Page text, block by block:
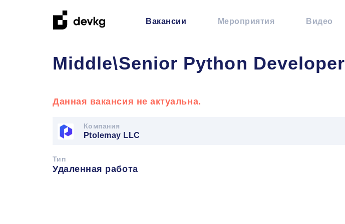
Вакансии Мероприятия Видео
Middle\Senior Python Developer
Данная вакансия не актуальна.
Компания
Ptolemay LLC
Тип
Удаленная работа